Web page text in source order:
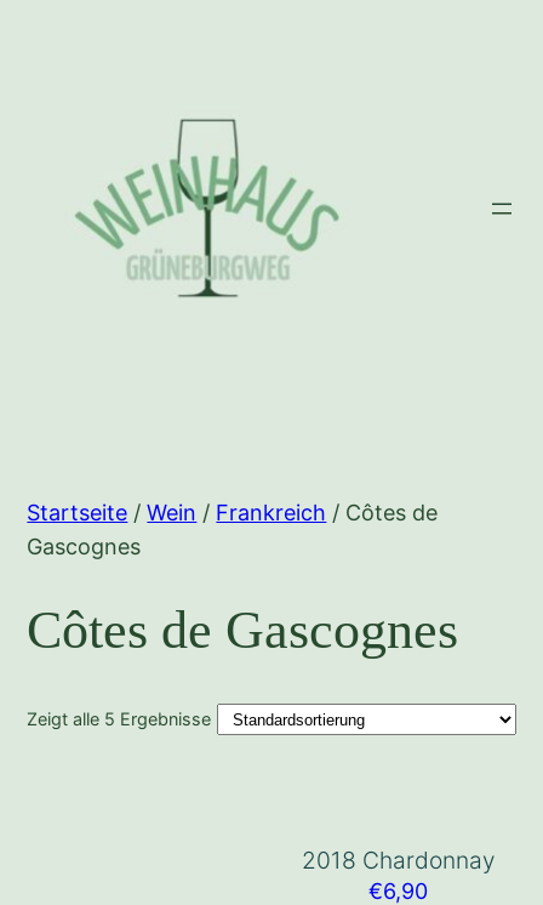
Startseite /Wein / Frankreich / Côtes de
Gascognes
Côtes de Gascognes
Zeigt alle 5 Ergebnisse
2018 Chardonnay
€6,90